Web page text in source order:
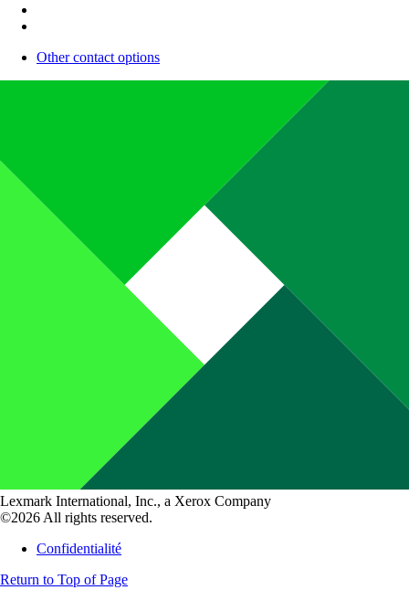
Other contact options
Lexmark International, Inc., a Xerox Company
©2026 All rights reserved.
Confidentialité
Return to Top of Page